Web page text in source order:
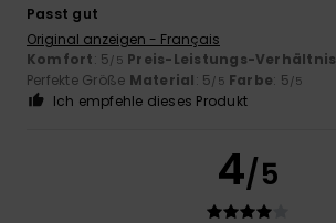
Passt gut
Original anzeigen - Français
Komfort: 5/5 Preis-Leistungs-Verhältnis
Perfekte Größe Material: 5/5 Farbe: 5/5
Ich empfehle dieses Produkt
4/5